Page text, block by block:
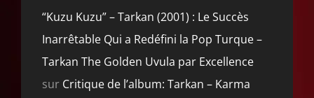
“Kuzu Kuzu” – Tarkan (2001) : Le Succès
Inarrêtable Qui a Redéfini la Pop Turque –
Tarkan The Golden Uvula par Excellence
sur Critique de l’album: Tarkan – Karma